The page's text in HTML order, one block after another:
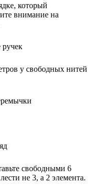
который
внимание на
у свободных нитей
свободными 6
не 3, а 2 элемента.